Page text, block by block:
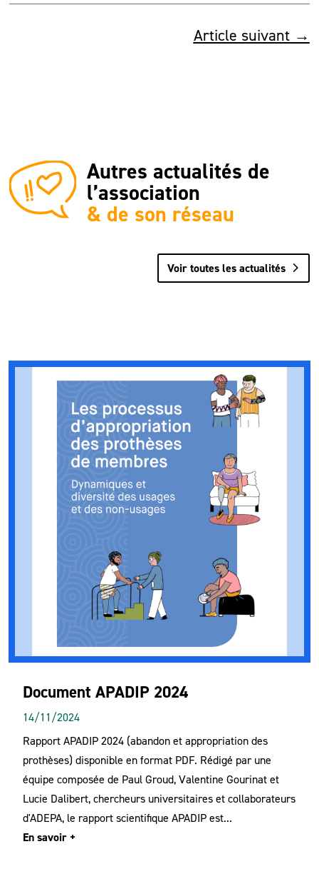
Article suivant→
Autres actualités de
l’association
& de son réseau
Voir toutes les actualités
Document APADIP 2024
14/11/2024
Rapport APADIP 2024 (abandon et appropriation des
prothèses) disponible en format PDF. Rédigé par une
équipe composée de Paul Groud, Valentine Gourinat et
Lucie Dalibert, chercheurs universitaires et collaborateurs
d'ADEPA, le rapport scientifique APADIP est...
En savoir +